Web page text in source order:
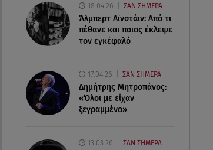
Γιάννης Κωνσταντέλιας
18.04.26 ΣΑΝ ΣΗΜΕΡΑ
Άλμπερτ Αϊνστάιν: Από τι
πέθανε και ποιος έκλεψε
τον εγκέφαλό
17.04.26 ΣΑΝ ΣΗΜΕΡΑ
Δημήτρης Μητροπάνος:
«Όλοι με είχαν
ξεγραμμένο»
13.03.26 ΣΑΝ ΣΗΜΕΡΑ